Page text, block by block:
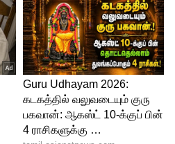
இதன் அழகை இன்னும்
போறவங்க இந்த
செய்யலாம்.